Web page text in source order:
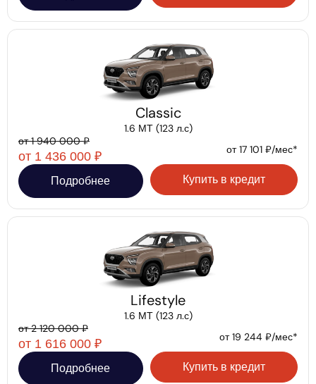
Classic
1.6 МТ (123 л.с)
от 1 940 000 ₽
от 1 436 000 ₽ от 17 101 ₽/мес*
Подробнее Купить в кредит
Lifestyle
1.6 МТ (123 л.с)
от 2 120 000 ₽
от 1 616 000 ₽ от 19 244 ₽/мес*
Подробнее Купить в кредит